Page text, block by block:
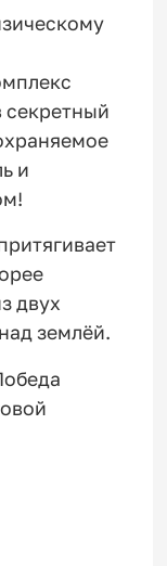
секретный
и
двух
землёй.